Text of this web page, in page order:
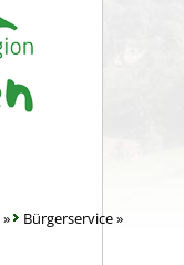
» Bürgerservice»